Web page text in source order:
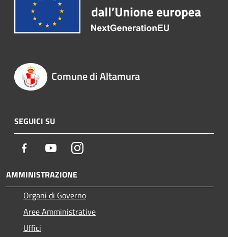
Comune di Altamura
SEGUICI SU
Facebook YoutubeInstagram
AMMINISTRAZIONE
Organi di Governo
Aree Amministrative
Uffici